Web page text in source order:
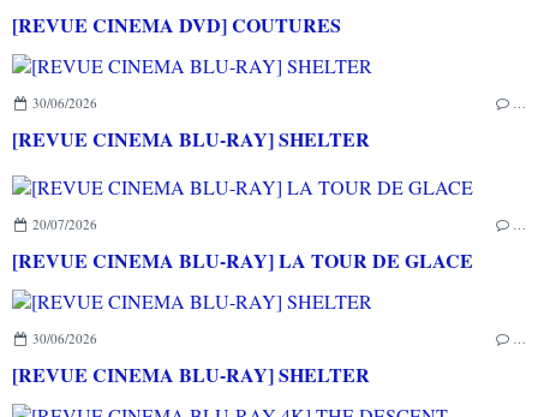
[REVUE CINEMA DVD] COUTURES
30/06/2026 …
[REVUE CINEMA BLU-RAY] SHELTER
20/07/2026 …
[REVUE CINEMA BLU-RAY] LA TOUR DE GLACE
30/06/2026 …
[REVUE CINEMA BLU-RAY] SHELTER